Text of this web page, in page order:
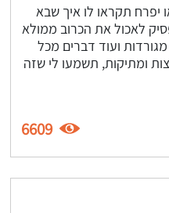
יפרח תקראו לו איך שבא
לאכול את הכרוב ממולא
ועוד דברים מכל
ומתיקות, תשמעו לי שזה
6609